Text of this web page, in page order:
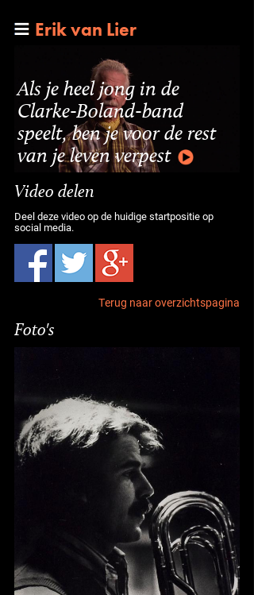
Erik van Lier
Als je heel jong in de
Clarke-Boland-band
speelt, ben je voor de rest
van je leven verpest
Video delen
Deel deze video op de huidige startpositie op
social media.
Terug naar overzichtspagina
Foto's